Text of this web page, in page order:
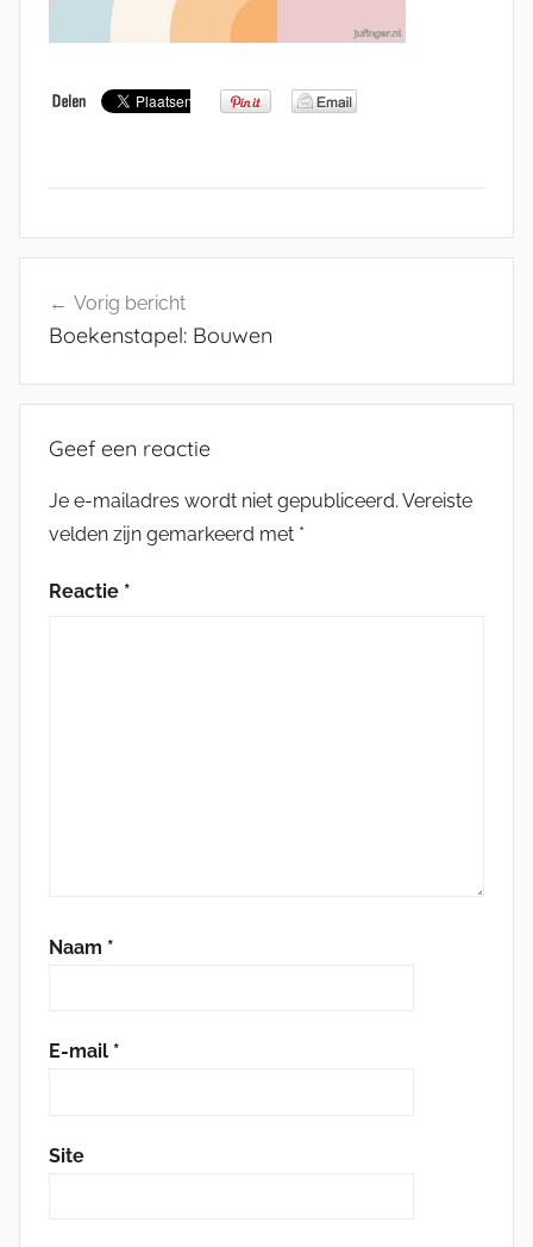
navigatie
Vorig bericht
Boekenstapel: Bouwen
Geef een reactie
Je e-mailadres wordt niet gepubliceerd. Vereiste
velden zijn gemarkeerd met *
Reactie *
Naam *
E-mail *
Site